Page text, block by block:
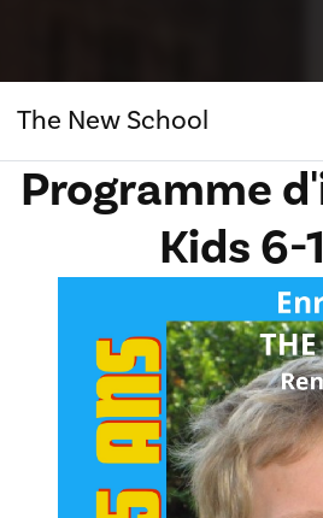
The New School
Programme
Kids 6-